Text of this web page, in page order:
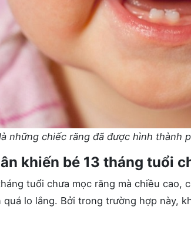
những chiếc răng đã được hình thành
khiến bé 13 tháng tuổi
tuổi chưa mọc răng mà chiều cao,
lo lắng. Bởi trong trường hợp này,